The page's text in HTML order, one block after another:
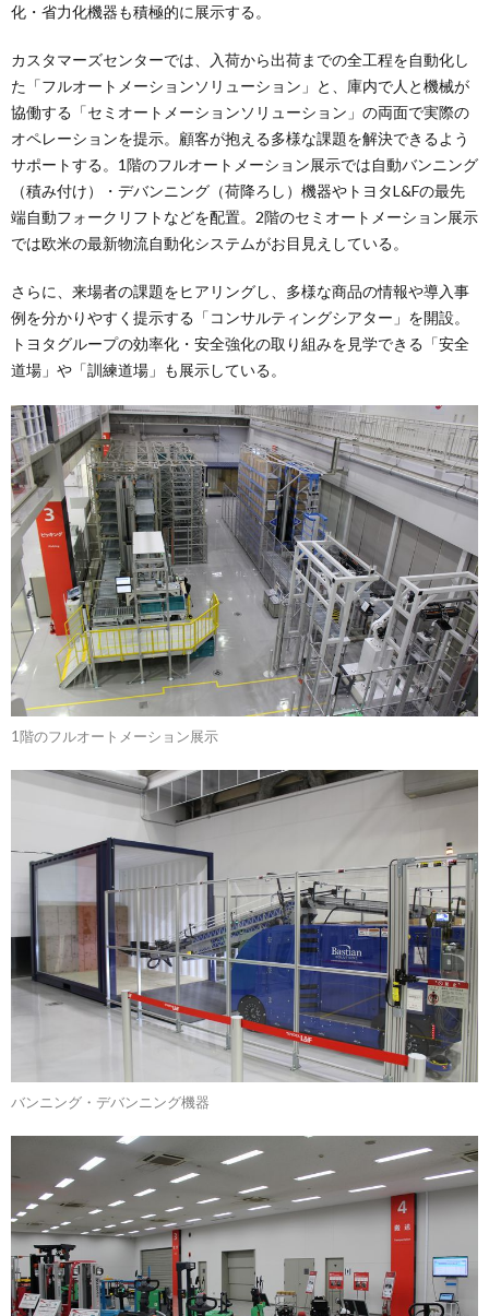
化・省力化機器も積極的に展示する。
カスタマーズセンターでは、入荷から出荷までの全工程を自動化し
た「フルオートメーションソリューション」と、庫内で人と機械が
協働する「セミオートメーションソリューション」の両面で実際の
オペレーションを提示。顧客が抱える多様な課題を解決できるよう
サポートする。1階のフルオートメーション展示では自動バンニング
（積み付け）・デバンニング（荷降ろし）機器やトヨタL&Fの最先
端自動フォークリフトなどを配置。2階のセミオートメーション展示
では欧米の最新物流自動化システムがお目見えしている。
さらに、来場者の課題をヒアリングし、多様な商品の情報や導入事
例を分かりやすく提示する「コンサルティングシアター」を開設。
トヨタグループの効率化・安全強化の取り組みを見学できる「安全
道場」や「訓練道場」も展示している。
1階のフルオートメーション展示
バンニング・デバンニング機器